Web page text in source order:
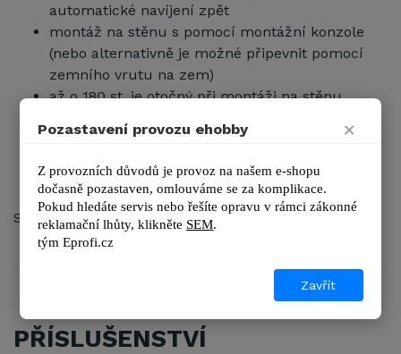
automatické navíjení zpět
montáž na stěnu s pomocí montážní konzole
(nebo alternativně je možné připevnit pomocí
zemního vrutu na zem)
až o 180 st. je otočný při montáži na stěnu
dodání ve smontovaném stavu
odolná a zároveň velice pohodlná rukojeť
Součástí balení je postřikovací pistole
PŘÍSLUŠENSTVÍ
Pozastavení provozu ehobby ×
Z provozních důvodů je provoz na našem e-shopu
dočasně pozastaven, omlouváme se za komplikace.
Pokud hledáte servis nebo řešíte opravu v rámci zákonné
reklamační lhůty, klikněte SEM.
tým Eprofi.cz
Zavřít